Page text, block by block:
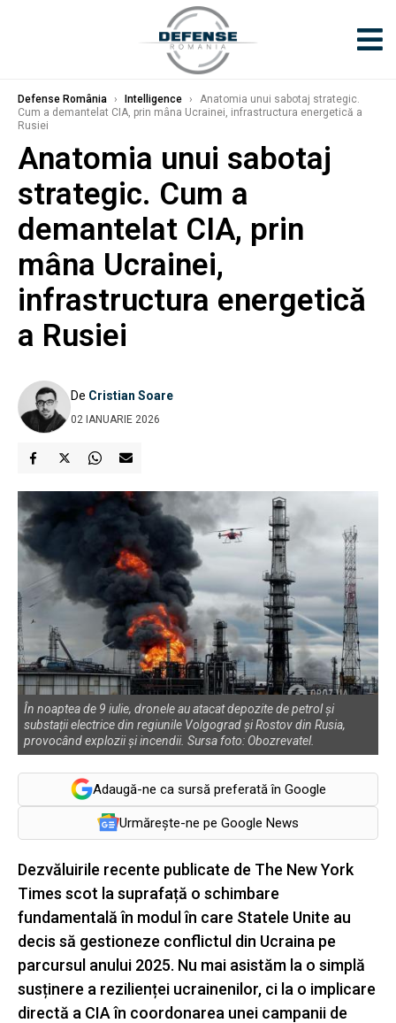
Defense România › Intelligence ›
Anatomia unui sabotaj strategic.
Cum a demantelat CIA, prin mâna Ucrainei, infrastructura energetică a
Rusiei
Anatomia unui sabotaj
strategic. Cum a
demantelat CIA, prin
mâna Ucrainei,
infrastructura energetică
a Rusiei
De Cristian Soare
02 IANUARIE 2026
În noaptea de 9 iulie, dronele au atacat depozite de petrol și
substații electrice din regiunile Volgograd și Rostov din Rusia,
provocând explozii și incendii. Sursa foto: Obozrevatel.
Adaugă-ne ca sursă preferată în Google
Urmărește-ne pe Google News
Dezvăluirile recente publicate de The New York
Times scot la suprafață o schimbare
fundamentală în modul în care Statele Unite au
decis să gestioneze conflictul din Ucraina pe
parcursul anului 2025. Nu mai asistăm la o simplă
susținere a rezilienței ucrainenilor, ci la o implicare
directă a CIA în coordonarea unei campanii de